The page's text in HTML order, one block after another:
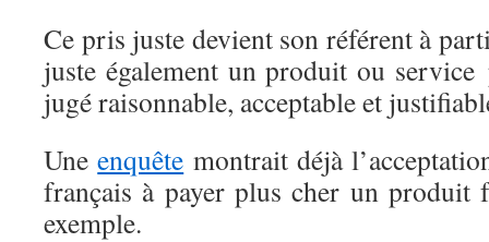
Ce pris juste devient son référent à
juste également un produit ou
jugé raisonnable, acceptable et
Uneenquête montrait déjà
français à payer plus cher un produit
exemple.